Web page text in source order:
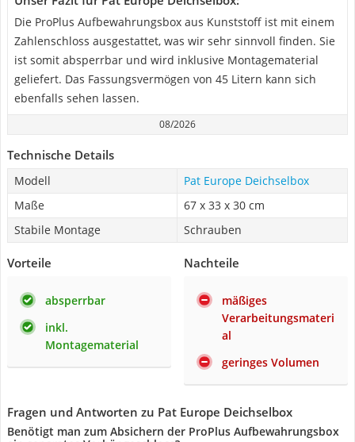
Die ProPlus Aufbewahrungsbox aus Kunststoff ist mit einem
Zahlenschloss ausgestattet, was wir sehr sinnvoll finden. Sie
ist somit absperrbar und wird inklusive Montagematerial
geliefert. Das Fassungsvermögen von 45 Litern kann sich
ebenfalls sehen lassen.
08/2026
Technische Details
Modell
Pat Europe Deichselbox
Maße
67 x 33 x 30 cm
Stabile Montage
Schrauben
Vorteile
absperrbar
inkl.
Montagematerial
Nachteile
mäßiges
Verarbeitungsmateri
al
geringes Volumen
Fragen und Antworten zu Pat Europe Deichselbox
Benötigt man zum Absichern der ProPlus Aufbewahrungsbox